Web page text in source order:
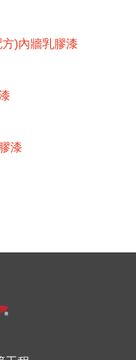
)內牆乳膠漆
漆